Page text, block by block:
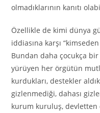
olmadıklarının kanıtı
Özellikle de kimi dünya
iddiasına karşı
Bundan daha çocukça
yürüyen her örgütün
kurdukları, destekler
gizlenmediği, dahası
kurum kuruluş, devletten